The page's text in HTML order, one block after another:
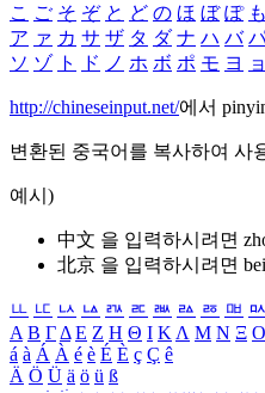
こ ご そ ぞ と ど の ほ ぼ ぽ も
ア ァ カ サ ザ タ ダ ナ ハ バ
ソ ゾ ト ド ノ ホ ボ ポ モ ヨ ョ
http://chineseinput.net/에서
변환된 중국어를 복사하여 사
예시)
中文 을 입력하시려면
北京 을 입력하시려면
ㅥ ㅦ ㅧ ㅨ ㅩ ㅪ ㅫ ㅬ ㅭ ㅮ ㅯ
Α Β ΓΔ Ε Ζ Η Θ Ι ΚΛ Μ Ν Ξ Ο
á à Á À é è É È ç Ç ê
Ä Ö Ü ä ö ü ß